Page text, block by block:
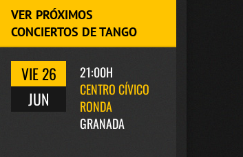
VER PRÓXIMOS
CONCIERTOS DE TANGO
VIE 26
JUN
21:00H
CENTRO CÍVICO
RONDA
GRANADA